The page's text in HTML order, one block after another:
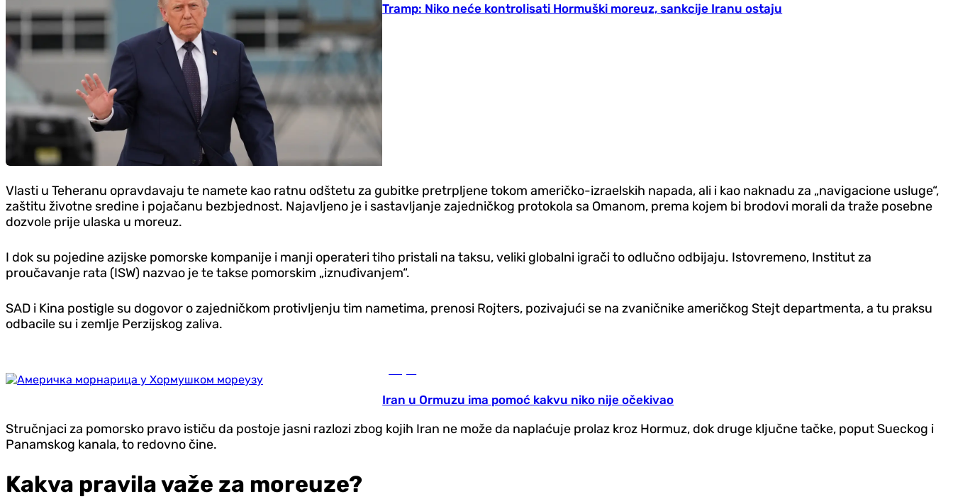
Tramp: Niko neće kontrolisati Hormuški moreuz, sankcije Iranu ostaju
Vlasti u Teheranu opravdavaju te namete kao ratnu odštetu za gubitke pretrpljene tokom američko-izraelskih napada, ali i kao naknadu za „navigacione usluge“,
zaštitu životne sredine i pojačanu bezbjednost. Najavljeno je i sastavljanje zajedničkog protokola sa Omanom, prema kojem bi brodovi morali da traže posebne
dozvole prije ulaska u moreuz.
I dok su pojedine azijske pomorske kompanije i manji operateri tiho pristali na taksu, veliki globalni igrači to odlučno odbijaju. Istovremeno, Institut za
proučavanje rata (ISW) nazvao je te takse pomorskim „iznuđivanjem“.
SAD i Kina postigle su dogovor o zajedničkom protivljenju tim nametima, prenosi Rojters, pozivajući se na zvaničnike američkog Stejt departmenta, a tu praksu
odbacile su i zemlje Perzijskog zaliva.
Iran u Ormuzu ima pomoć kakvu niko nije očekivao
Stručnjaci za pomorsko pravo ističu da postoje jasni razlozi zbog kojih Iran ne može da naplaćuje prolaz kroz Hormuz, dok druge ključne tačke, poput Sueckog i
Panamskog kanala, to redovno čine.
Kakva pravila važe za moreuze?